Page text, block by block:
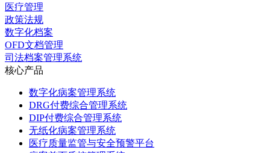
医疗管理
政策法规
数字化档案
OFD文档管理
司法档案管理系统
核心产品
数字化病案管理系统
DRG付费综合管理系统
DIP付费综合管理系统
无纸化病案管理系统
医疗质量监管与安全预警平台